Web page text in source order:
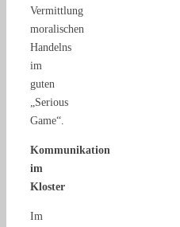
Vermittlung
moralischen
Handelns
im
guten
„Serious
Game“.
Kommunikation
im
Kloster
Im